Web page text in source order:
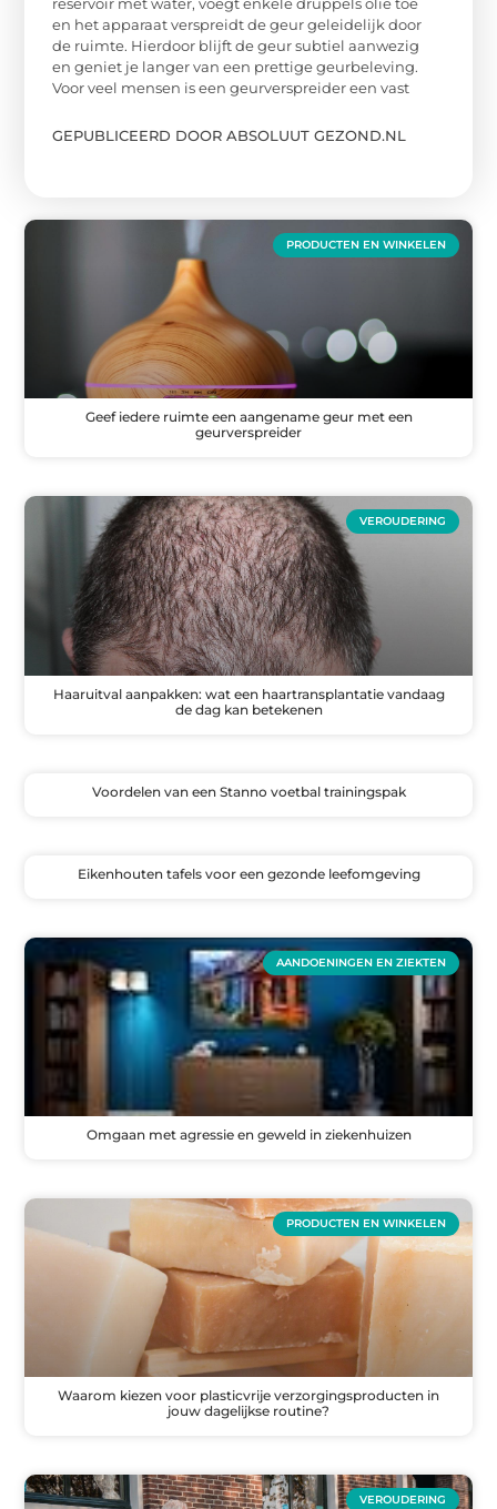
en het apparaat verspreidt de geur geleidelijk door
de ruimte. Hierdoor blijft de geur subtiel aanwezig
en geniet je langer van een prettige geurbeleving.
Voor veel mensen is een geurverspreider een vast
GEPUBLICEERD DOOR ABSOLUUT GEZOND.NL
PRODUCTEN EN WINKELEN
Geef iedere ruimte een aangename geur met een
geurverspreider
VEROUDERING
Haaruitval aanpakken: wat een haartransplantatie vandaag
de dag kan betekenen
Voordelen van een Stanno voetbal trainingspak
Eikenhouten tafels voor een gezonde leefomgeving
AANDOENINGEN EN ZIEKTEN
Omgaan met agressie en geweld in ziekenhuizen
PRODUCTEN EN WINKELEN
Waarom kiezen voor plasticvrije verzorgingsproducten in
jouw dagelijkse routine?
VEROUDERING